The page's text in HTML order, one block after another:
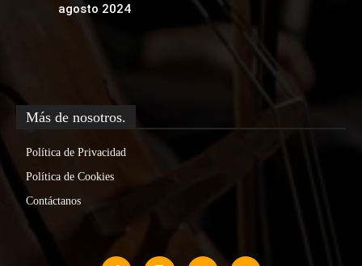
agosto 2024
Más de nosotros.
Política de Privacidad
Política de Cookies
Contáctanos